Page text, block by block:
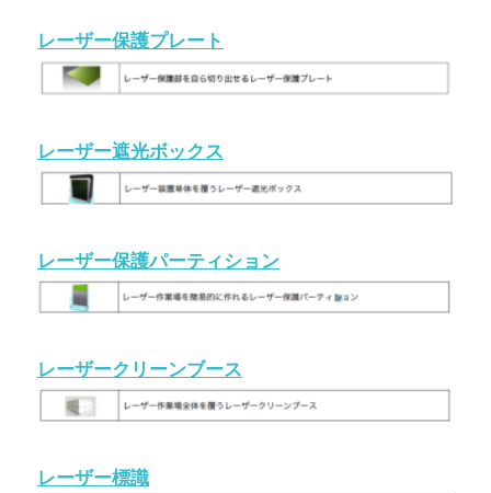
レーザー保護プレート
レーザー遮光ボックス
レーザー保護パーティション
レーザークリーンブース
レーザー標識